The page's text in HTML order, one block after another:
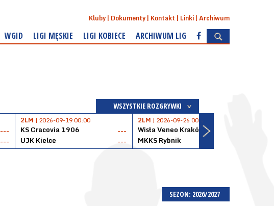
Kluby Dokumenty Kontakt Linki Archiwum
WGID LIGI MĘSKIE LIGI KOBIECE ARCHIWUM LIG
WSZYSTKIE ROZGRYWKI
---
---
2LM | 2026-09-19 00:00
KS Cracovia 1906
---
UJK Kielce
---
2LM | 2026-09-26 00:00
Wisła Veneo Kraków
MKKS Rybnik
SEZON: 2026/2027